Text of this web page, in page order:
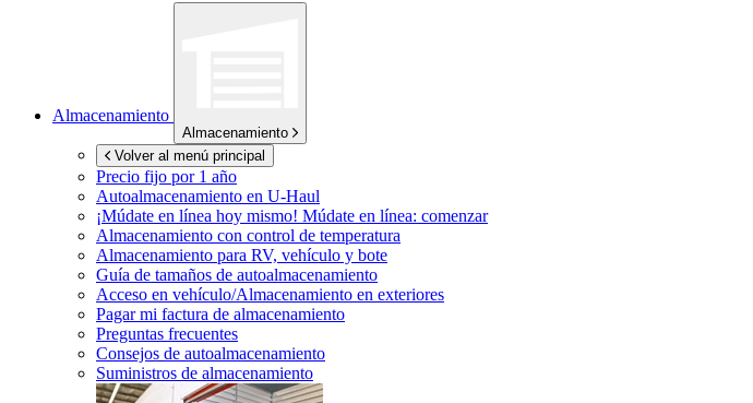
Almacenamiento
Almacenamiento
Volver al menú principal
Precio fijo por 1 año
Autoalmacenamiento en U-Haul
¡Múdate en línea hoy mismo! Múdate en línea: comenzar
Almacenamiento con control de temperatura
Almacenamiento para RV, vehículo y bote
Guía de tamaños de autoalmacenamiento
Acceso en vehículo/Almacenamiento en exteriores
Pagar mi factura de almacenamiento
Preguntas frecuentes
Consejos de autoalmacenamiento
Suministros de almacenamiento